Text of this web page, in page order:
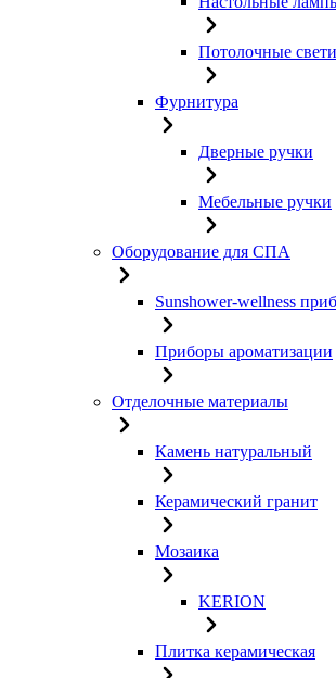
Потолочные
Фурнитура
Дверные ручки
Мебельные ручки
Оборудование для СПА
Sunshower-wellness
Приборы ароматизации
Отделочные материалы
Камень натуральный
Керамический гранит
Мозаика
KERION
Плитка керамическая